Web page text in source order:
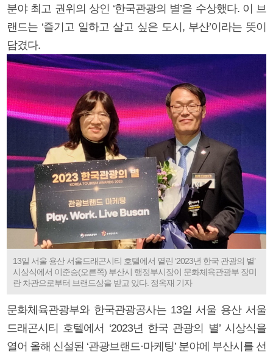
분야 최고 권위의 상인 ‘한국관광의 별’을 수상했다. 이 브
랜드는 ‘즐기고 일하고 살고 싶은 도시, 부산’이라는 뜻이
담겼다.
13일 서울 용산 서울드래곤시티 호텔에서 열린 ‘2023년 한국 관광의 별’
시상식에서 이준승(오른쪽) 부산시 행정부시장이 문화체육관광부 장미
란 차관으로부터 브랜드상을 받고 있다. 정옥재 기자
문화체육관광부와 한국관광공사는 13일 서울 용산 서울
드래곤시티 호텔에서 ‘2023년 한국 관광의 별’ 시상식을
열어 올해 신설된 ‘관광브랜드·마케팅’ 분야에 부산시를 선